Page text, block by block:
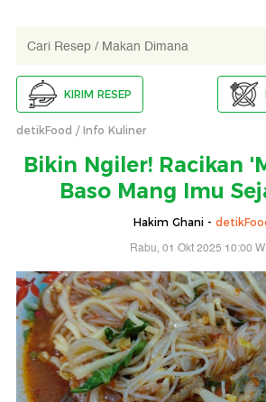
KIRIM RESEP
detikFood Info Kuliner
Bikin Ngiler! Racikan
Baso Mang Imu
Hakim Ghani -
Rabu, 01 Okt 2025 10:00